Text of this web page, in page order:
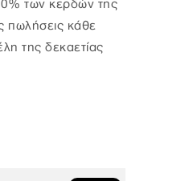
των κερδών της
πωλήσεις κάθε
της δεκαετίας